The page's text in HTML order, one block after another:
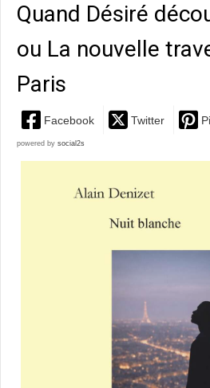
Quand Désiré
ou La nouvelle
Paris
Facebook Twitter
powered by social2s